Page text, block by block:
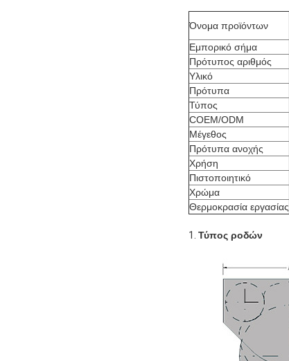
Όνομα προϊόντων
Εμπορικό σήμα
Πρότυπος αριθμός
Υλικό
Πρότυπα
Τύπος
COEM/ODM
Μέγεθος
Πρότυπα ανοχής
Χρήση
Πιστοποιητικό
Χρώμα
Θερμοκρασία εργασίας
1. Τύπος ροδών